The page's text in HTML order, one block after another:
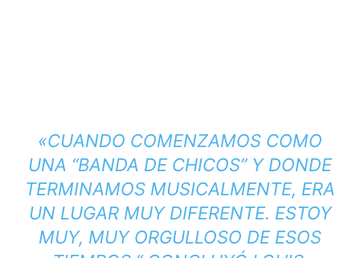
«CUANDO COMENZAMOS COMO
UNA “BANDA DE CHICOS” Y DONDE
TERMINAMOS MUSICALMENTE, ERA
UN LUGAR MUY DIFERENTE. ESTOY
MUY, MUY ORGULLOSO DE ESOS